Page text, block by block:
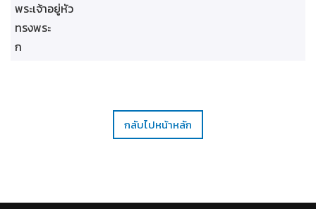
กลับไปหน้าหลัก